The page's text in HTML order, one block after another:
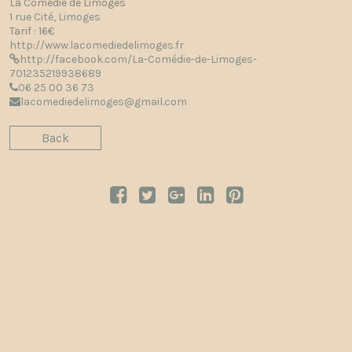
La Comédie de Limoges
1 rue Cité, Limoges
Tarif : 16€
http://www.lacomediedelimoges.fr
http://facebook.com/La-Comédie-de-Limoges-
701235219938689
06 25 00 36 73
lacomediedelimoges@gmail.com
Back